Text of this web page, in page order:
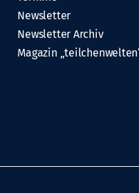
Newsletter
Newsletter Archiv
Magazin